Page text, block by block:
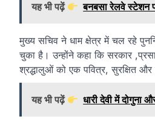
यह भी पढ़ें बनबसा रेलवे स्टेशन
मुख्य सचिव ने धाम क्षेत्र में चल रहे
चुका है। उन्होंने कहा कि सरकार
श्रद्धालुओं को एक पवित्र, सुरक्षित और
यह भी पढ़ें धारी देवी में दोगुना